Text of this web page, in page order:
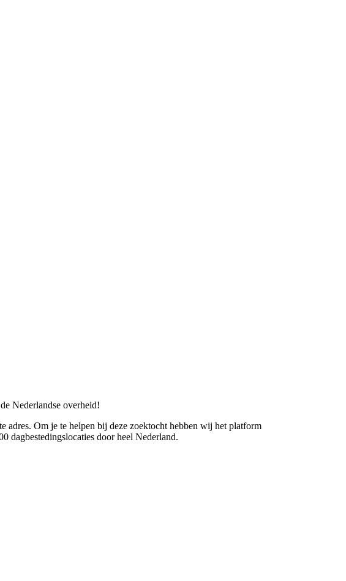
Nederlandse overheid!
adres. Om je te helpen bij deze zoektocht hebben wij het platform
dagbestedingslocaties door heel Nederland.